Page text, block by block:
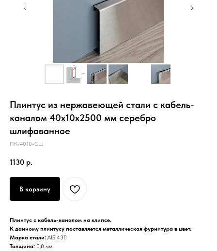
Плинтус из нержавеющей стали с кабель-
каналом 40х10х2500 мм серебро
шлифованное
ПК-4010-СШ
1130 р.
В корзину
Плинтус с кабель-каналом на клипсе.
К данному плинтусу поставляется металлическая фурнитура в цвет.
Марка стали: AISI430
Толщина: 0,8 мм